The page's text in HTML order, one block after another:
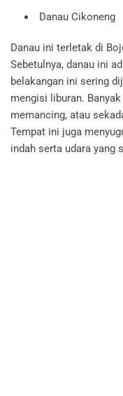
Danau Cikoneng
Danau ini terletak di
Sebetulnya, danau ini
belakangan ini sering
mengisi liburan.
memancing, atau
Tempat ini juga
indah serta udara yang